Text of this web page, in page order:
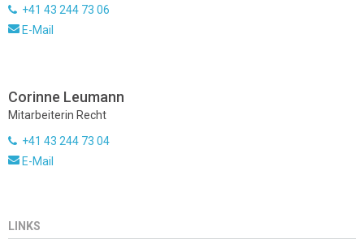
+41 43 244 73 06
E-Mail
Corinne Leumann
Mitarbeiterin Recht
+41 43 244 73 04
E-Mail
LINKS